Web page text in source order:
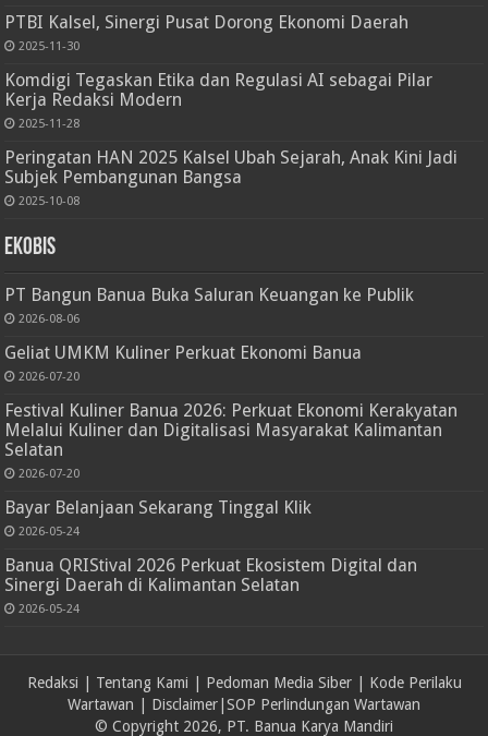
PTBI Kalsel, Sinergi Pusat Dorong Ekonomi Daerah
2025-11-30
Komdigi Tegaskan Etika dan Regulasi AI sebagai Pilar
Kerja Redaksi Modern
2025-11-28
Peringatan HAN 2025 Kalsel Ubah Sejarah, Anak Kini Jadi
Subjek Pembangunan Bangsa
2025-10-08
Ekobis
PT Bangun Banua Buka Saluran Keuangan ke Publik
2026-08-06
Geliat UMKM Kuliner Perkuat Ekonomi Banua
2026-07-20
Festival Kuliner Banua 2026: Perkuat Ekonomi Kerakyatan
Melalui Kuliner dan Digitalisasi Masyarakat Kalimantan
Selatan
2026-07-20
Bayar Belanjaan Sekarang Tinggal Klik
2026-05-24
Banua QRIStival 2026 Perkuat Ekosistem Digital dan
Sinergi Daerah di Kalimantan Selatan
2026-05-24
Redaksi Tentang Kami Pedoman Media Siber| Kode Perilaku
Wartawan
Disclaimer SOP Perlindungan Wartawan
© Copyright 2026, PT. Banua Karya Mandiri